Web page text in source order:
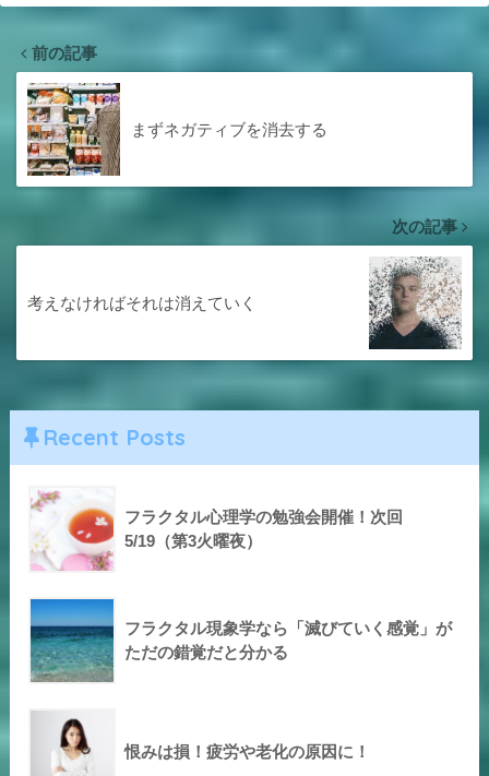
前の記事
まずネガティブを消去する
次の記事
考えなければそれは消えていく
Recent Posts
フラクタル心理学の勉強会開催！次回
5/19（第3火曜夜）
フラクタル現象学なら「滅びていく感覚」が
ただの錯覚だと分かる
恨みは損！疲労や老化の原因に！